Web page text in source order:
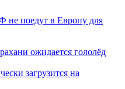
не поедут в Европу для
ожидается гололёд
загрузится на